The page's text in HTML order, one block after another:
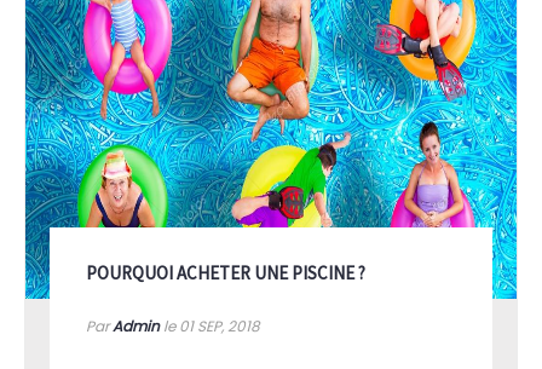
POURQUOI ACHETER UNE PISCINE ?
ParAdminle 01SEP, 2018